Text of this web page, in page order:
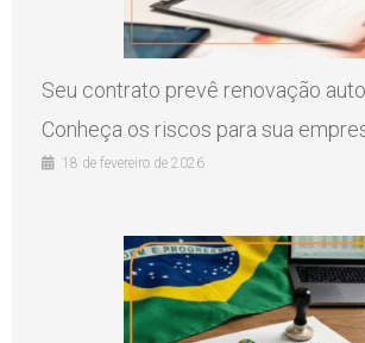
Seu contrato prevê renovação
Conheça os riscos para sua
18 de fevereiro de 2026